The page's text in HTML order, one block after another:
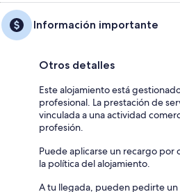
Información importante
Otros detalles
Este alojamiento está
profesional. La prestación de
vinculada a una actividad
profesión.
Puede aplicarse un recargo por
la política del alojamiento.
A tu llegada, pueden pedirte